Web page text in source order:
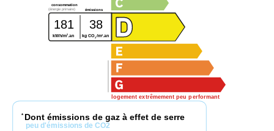
logement extrêmement peu performant
consommation
émissions
(énergie primaire)
181 38
kWh/m2.an kg CO2 /m2 .an
* Dont émissions de gaz à effet de serre
peu d'émissions de CO2